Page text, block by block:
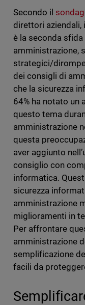
Secondo il
direttori aziendali,
è la seconda
amministrazione,
strategici/
dei consigli di
che la sicurezza
64% ha notato un
questo tema
amministrazione
questa
aver aggiunto
consiglio con
informatica.
sicurezza
amministrazione
miglioramenti in
Per affrontare
amministrazione
semplificazione
facili da